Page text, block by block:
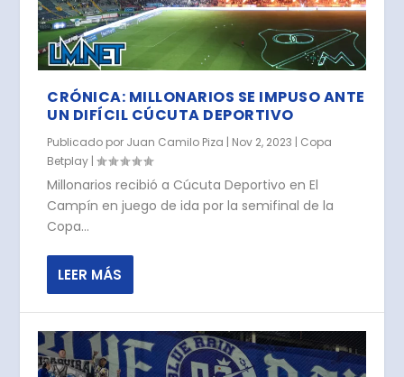
CRÓNICA: MILLONARIOS SE IMPUSO ANTE
UN DIFÍCIL CÚCUTA DEPORTIVO
Publicado por Juan Camilo Piza | Nov 2, 2023 | Copa
Betplay |
Millonarios recibió­ a Cúcuta Deportivo en El
Campí­n en juego de ida por la semifinal de la
Copa...
LEER MÁS